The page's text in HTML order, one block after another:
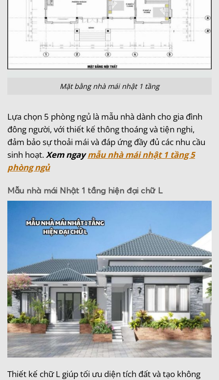
Mặt bằng nhà mái nhật 1 tầng
Lựa chọn 5 phòng ngủ là mẫu nhà dành cho gia đình
đông người, với thiết kế thông thoáng và tiện nghi,
đảm bảo sự thoải mái và đáp ứng đầy đủ các nhu cầu
sinh hoạt.Xem ngay mẫu nhà mái nhật 1 tầng 5
phòng ngủ
Mẫu nhà mái Nhật 1 tầng hiện đại chữ L
Thiết kế chữ L giúp tối ưu diện tích đất và tạo không